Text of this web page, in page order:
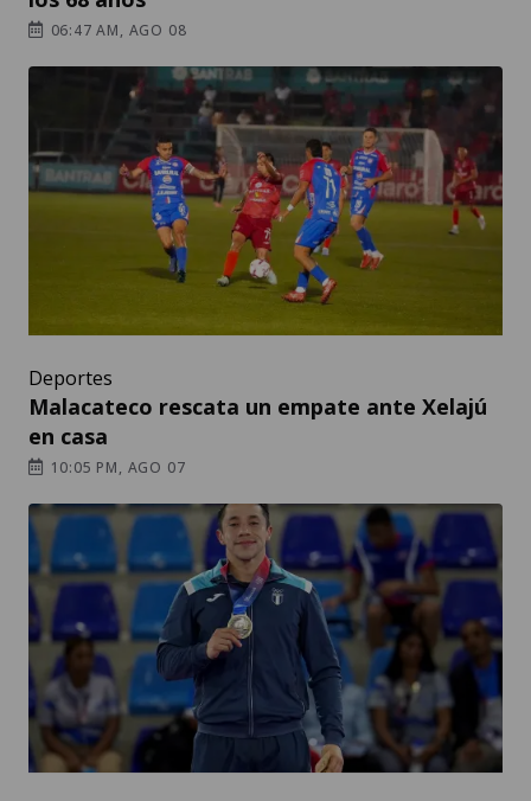
06:47 AM, AGO 08
Deportes
Malacateco rescata un empate ante Xelajú
en casa
10:05 PM, AGO 07